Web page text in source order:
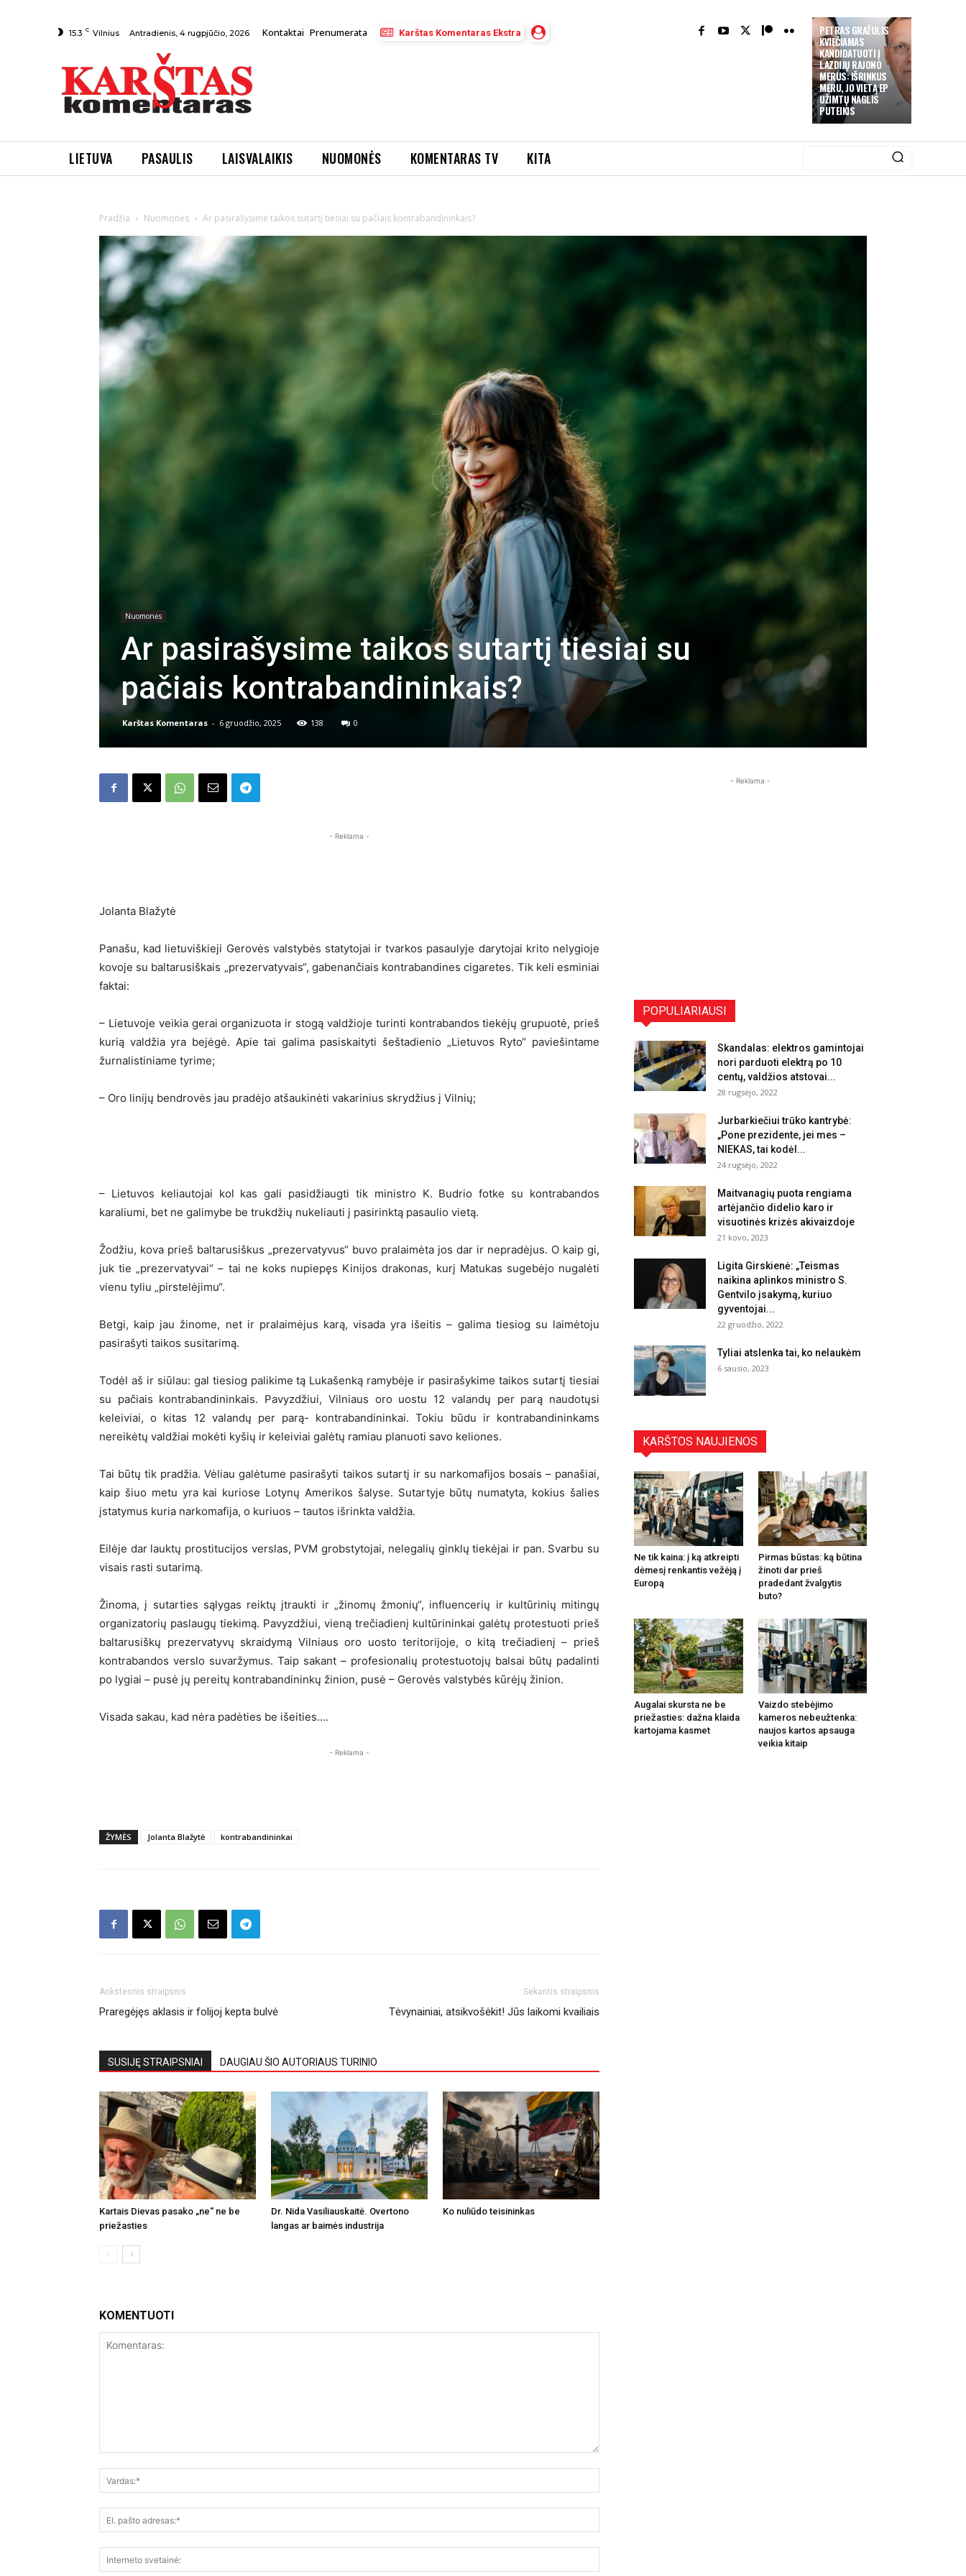
PETRAS GRAŽULIS
KVIEČIAMAS
KANDIDATUOTI Į
LAZDIJŲ RAJONO
MERUS: IŠRINKUS
MERU, JO VIETĄ EP
UŽIMTŲ NAGLIS
PUTEIKIS
15.3 C Vilnius Antradienis, 4 rugpjūčio, 2026 Kontaktai Prenumerata Karštas Komentaras Ekstra
LIETUVA PASAULIS LAISVALAIKIS NUOMONĖS KOMENTARAS TV KITA
Pradžia Nuomonės Ar pasirašysime taikos sutartį tiesiai su pačiais kontrabandininkais?
Nuomonės
Ar pasirašysime taikos sutartį tiesiai su
pačiais kontrabandininkais?
Karštas Komentaras - 6 gruodžio, 2025 138 0
- Reklama -
Jolanta Blažytė
Panašu, kad lietuviškieji Gerovės valstybės statytojai ir tvarkos pasaulyje darytojai krito nelygioje
kovoje su baltarusiškais „prezervatyvais“, gabenančiais kontrabandines cigaretes. Tik keli esminiai
faktai:
– Lietuvoje veikia gerai organizuota ir stogą valdžioje turinti kontrabandos tiekėjų grupuotė, prieš
kurią valdžia yra bejėgė. Apie tai galima pasiskaityti šeštadienio „Lietuvos Ryto“ paviešintame
žurnalistiniame tyrime;
– Oro linijų bendrovės jau pradėjo atšaukinėti vakarinius skrydžius į Vilnių;
– Lietuvos keliautojai kol kas gali pasidžiaugti tik ministro K. Budrio fotke su kontrabandos
karaliumi, bet ne galimybe be trukdžių nukeliauti į pasirinktą pasaulio vietą.
Žodžiu, kova prieš baltarusiškus „prezervatyvus“ buvo pralaimėta jos dar ir nepradėjus. O kaip gi,
juk tie „prezervatyvai“ – tai ne koks nupiepęs Kinijos drakonas, kurį Matukas sugebėjo nugalėti
vienu tyliu „pirstelėjimu“.
Betgi, kaip jau žinome, net ir pralaimėjus karą, visada yra išeitis – galima tiesiog su laimėtoju
pasirašyti taikos susitarimą.
Todėl aš ir siūlau: gal tiesiog palikime tą Lukašenką ramybėje ir pasirašykime taikos sutartį tiesiai
su pačiais kontrabandininkais. Pavyzdžiui, Vilniaus oro uostu 12 valandų per parą naudotųsi
keleiviai, o kitas 12 valandų per parą- kontrabandininkai. Tokiu būdu ir kontrabandininkams
nereikėtų valdžiai mokėti kyšių ir keleiviai galėtų ramiau planuoti savo keliones.
Tai būtų tik pradžia. Vėliau galėtume pasirašyti taikos sutartį ir su narkomafijos bosais – panašiai,
kaip šiuo metu yra kai kuriose Lotynų Amerikos šalyse. Sutartyje būtų numatyta, kokius šalies
įstatymus kuria narkomafija, o kuriuos – tautos išrinkta valdžia.
Eilėje dar lauktų prostitucijos verslas, PVM grobstytojai, nelegalių ginklų tiekėjai ir pan. Svarbu su
visais rasti sutarimą.
Žinoma, į sutarties sąlygas reiktų įtraukti ir „žinomų žmonių“, influencerių ir kultūrinių mitingų
organizatorių paslaugų tiekimą. Pavyzdžiui, vieną trečiadienį kultūrininkai galėtų protestuoti prieš
baltarusiškų prezervatyvų skraidymą Vilniaus oro uosto teritorijoje, o kitą trečiadienį – prieš
kontrabandos verslo suvaržymus. Taip sakant – profesionalių protestuotojų balsai būtų padalinti
po lygiai – pusė jų pereitų kontrabandininkų žinion, pusė – Gerovės valstybės kūrėjų žinion.
Visada sakau, kad nėra padėties be išeities….
- Reklama -
ŽYMĖS Jolanta Blažytė kontrabandininkai
Ankstesnis straipsnis
Praregėjęs aklasis ir folijoj kepta bulvė
Sekantis straipsnis
Tėvynainiai, atsikvošėkit! Jūs laikomi kvailiais
SUSIJĘ STRAIPSNIAI DAUGIAU ŠIO AUTORIAUS TURINIO
Kartais Dievas pasako „ne“ ne be
priežasties
Dr. Nida Vasiliauskaitė. Overtono
langas ar baimės industrija
Ko nuliūdo teisininkas
KOMENTUOTI
- Reklama -
POPULIARIAUSI
Skandalas: elektros gamintojai
nori parduoti elektrą po 10
centų, valdžios atstovai...
28 rugsėjo, 2022
Jurbarkiečiui trūko kantrybė:
„Pone prezidente, jei mes –
NIEKAS, tai kodėl...
24 rugsėjo, 2022
Maitvanagių puota rengiama
artėjančio didelio karo ir
visuotinės krizės akivaizdoje
21 kovo, 2023
Ligita Girskienė: „Teismas
naikina aplinkos ministro S.
Gentvilo įsakymą, kuriuo
gyventojai...
22 gruodžio, 2022
Tyliai atslenka tai, ko nelaukėm
6 sausio, 2023
KARŠTOS NAUJIENOS
Ne tik kaina: į ką atkreipti
dėmesį renkantis vežėją į
Europą
Pirmas būstas: ką būtina
žinoti dar prieš
pradedant žvalgytis
buto?
Augalai skursta ne be
priežasties: dažna klaida
kartojama kasmet
Vaizdo stebėjimo
kameros nebeužtenka:
naujos kartos apsauga
veikia kitaip